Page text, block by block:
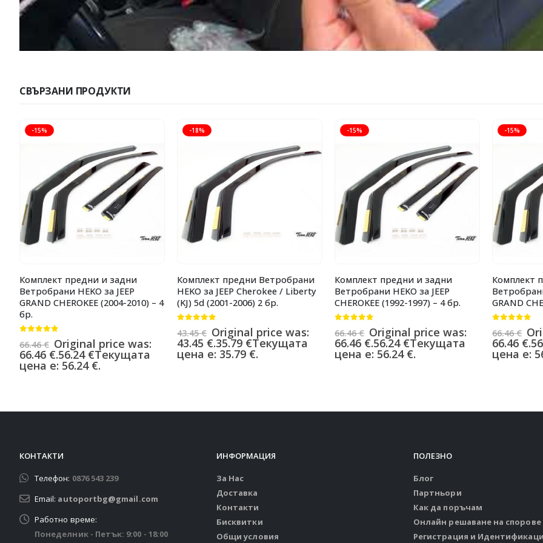
СВЪРЗАНИ ПРОДУКТИ
-15%
Комплект предни и задни
Ветробрани HEKO за JEEP
GRAND CHEROKEE (2004-2010) – 4
бр.
66.46€ Original price was:
66.46 €.56.24 €Текущата
цена е: 56.24 €.
-18%
Комплект предни Ветробрани
HEKO за JEEP Cherokee / Liberty
(KJ) 5d (2001-2006) 2 бр.
43.45€ Original price was:
43.45 €.35.79 €Текущата
цена е: 35.79 €.
-15%
Комплект предни и задни
Ветробрани HEKO за JEEP
CHEROKEE (1992-1997) – 4 бр.
66.46€ Original price was:
66.46 €.56.24 €Текущата
цена е: 56.24 €.
-15%
Комплект
GRAND
66.46€
66.46 €.
цена е:
КОНТАКТИ
Телефон: 0876 543 239
Email: autoportbg@gmail.com
Работно време:
Понеделник - Петък: 9:00 - 18:00
ИНФОРМАЦИЯ
За Нас
Доставка
Контакти
Бисквитки
Общи условия
ПОЛЕЗНО
Блог
Партньори
Как да поръчам
Онлайн решаване на спорове
Регистрация и